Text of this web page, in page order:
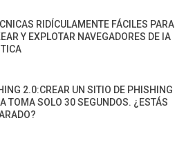
RIDÍCULAMENTE FÁCILES PARA
Y EXPLOTAR NAVEGADORES DE IA
2.0:CREAR UN SITIO DE PHISHING
TOMA SOLO 30 SEGUNDOS. ¿ESTÁS